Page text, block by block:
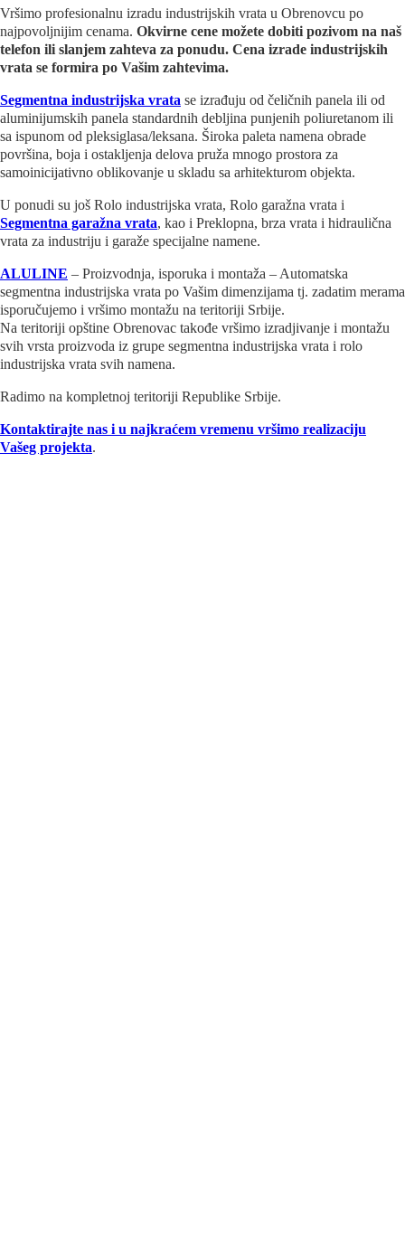
Vršimo profesionalnu izradu industrijskih vrata u Obrenovcu po
najpovoljnijim cenama. Okvirne cene možete dobiti pozivom na naš
telefon ili slanjem zahteva za ponudu. Cena izrade industrijskih
vrata se formira po Vašim zahtevima.
Segmentna industrijska vrata se izrađuju od čeličnih panela ili od
aluminijumskih panela standardnih debljina punjenih poliuretanom ili
sa ispunom od pleksiglasa/leksana. Široka paleta namena obrade
površina, boja i ostakljenja delova pruža mnogo prostora za
samoinicijativno oblikovanje u skladu sa arhitekturom objekta.
U ponudi su još Rolo industrijska vrata, Rolo garažna vrata i
Segmentna garažna vrata, kao i Preklopna, brza vrata i hidraulična
vrata za industriju i garaže specijalne namene.
ALULINE – Proizvodnja, isporuka i montaža – Automatska
segmentna industrijska vrata po Vašim dimenzijama tj. zadatim merama
isporučujemo i vršimo montažu na teritoriji Srbije.
Na teritoriji opštine Obrenovac takođe vršimo izradjivanje i montažu
svih vrsta proizvoda iz grupe segmentna industrijska vrata i rolo
industrijska vrata svih namena.
Radimo na kompletnoj teritoriji Republike Srbije.
Kontaktirajte nas i u najkraćem vremenu vršimo realizaciju
Vašeg projekta.